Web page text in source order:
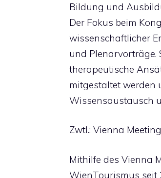
Bildung und
Der Fokus beim
wissenschaftlicher
und Plenarvorträge.
therapeutische
mitgestaltet werden
Wissensaustausch
Zwtl.: Vienna
Mithilfe des Vienna
WienTourismus seit